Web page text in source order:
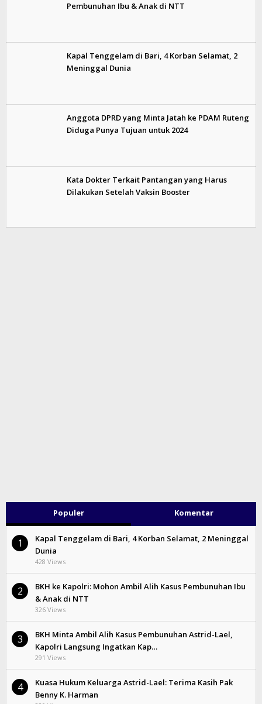
Pembunuhan Ibu & Anak di NTT
Kapal Tenggelam di Bari, 4 Korban Selamat, 2
Meninggal Dunia
Anggota DPRD yang Minta Jatah ke PDAM Ruteng
Diduga Punya Tujuan untuk 2024
Kata Dokter Terkait Pantangan yang Harus
Dilakukan Setelah Vaksin Booster
Populer Komentar
1
Kapal Tenggelam di Bari, 4 Korban Selamat, 2 Meninggal
Dunia
428 Views
2
BKH ke Kapolri: Mohon Ambil Alih Kasus Pembunuhan Ibu
& Anak di NTT
326 Views
3
BKH Minta Ambil Alih Kasus Pembunuhan Astrid-Lael,
Kapolri Langsung Ingatkan Kap…
291 Views
4
Kuasa Hukum Keluarga Astrid-Lael: Terima Kasih Pak
Benny K. Harman